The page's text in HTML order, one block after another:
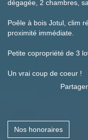
dégagée, 2 chambres,
Poêle à bois Jotul, clim
proximité immédiate.
Petite copropriété de 3
Un vrai coup de coeur !
Nos honoraires